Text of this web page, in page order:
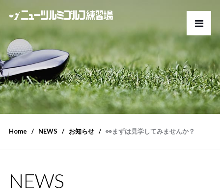
Home NEWS お知らせ 👀まずは見学してみませんか？
NEWS